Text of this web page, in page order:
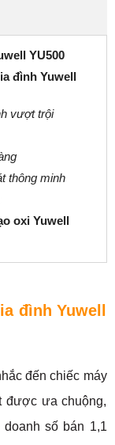
YU500
đình Yuwell
vượt trội
thông minh
oxi Yuwell
đình Yuwell
đến chiếc máy
được ưa chuộng,
số bán 1,1